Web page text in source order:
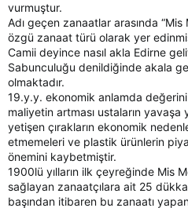
vurmuştur.
Adı geçen zanaatlar arasında
özgü zanaat türü olarak yer
Camii deyince nasıl akla Edirne
Sabunculuğu denildiğinde akala
olmaktadır.
19.y.y. ekonomik anlamda
maliyetin artması ustaların yavaşa
yetişen çırakların ekonomik
etmemeleri ve plastik ürünlerin
önemini kaybetmiştir.
1900lü yılların ilk çeyreğinde Mis
sağlayan zanaatçılara ait 25
başından itibaren bu zanaatı